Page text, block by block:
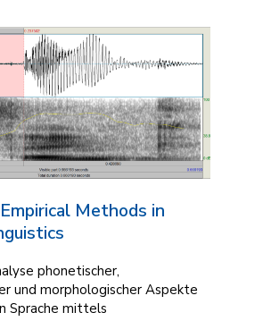
Methods in
phonetischer,
und morphologischer Aspekte
Sprache mittels